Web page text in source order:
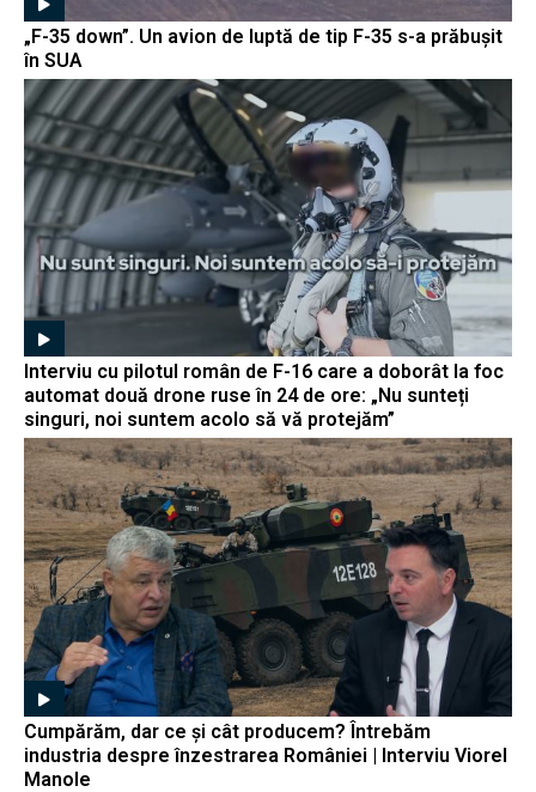
„F-35 down”. Un avion de luptă de tip F-35 s-a prăbușit
în SUA
Interviu cu pilotul român de F-16 care a doborât la foc
automat două drone ruse în 24 de ore: „Nu sunteți
singuri, noi suntem acolo să vă protejăm”
Cumpărăm, dar ce și cât producem? Întrebăm
industria despre înzestrarea României | Interviu Viorel
Manole